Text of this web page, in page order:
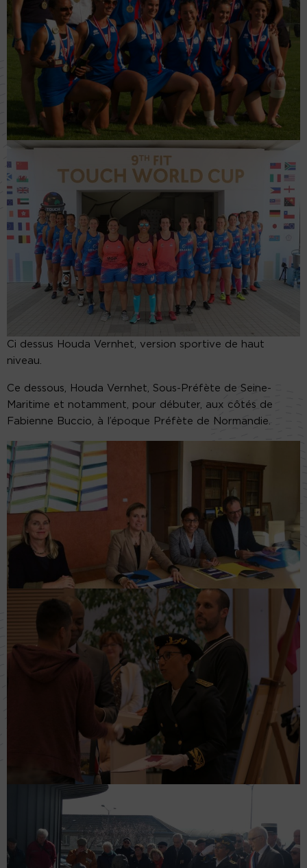
Ci dessus Houda Vernhet, version sportive de haut
niveau.
Ce dessous, Houda Vernhet, Sous-Préfète de Seine-
Maritime et notamment, pour débuter, aux côtés de
Fabienne Buccio, à l’époque Préfète de Normandie.